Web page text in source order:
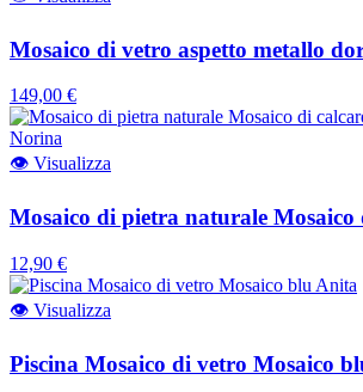
Mosaico di vetro aspetto metallo
149,00 €
👁 Visualizza
Mosaico di pietra naturale Mosaico
12,90 €
👁 Visualizza
Piscina Mosaico di vetro Mosaico